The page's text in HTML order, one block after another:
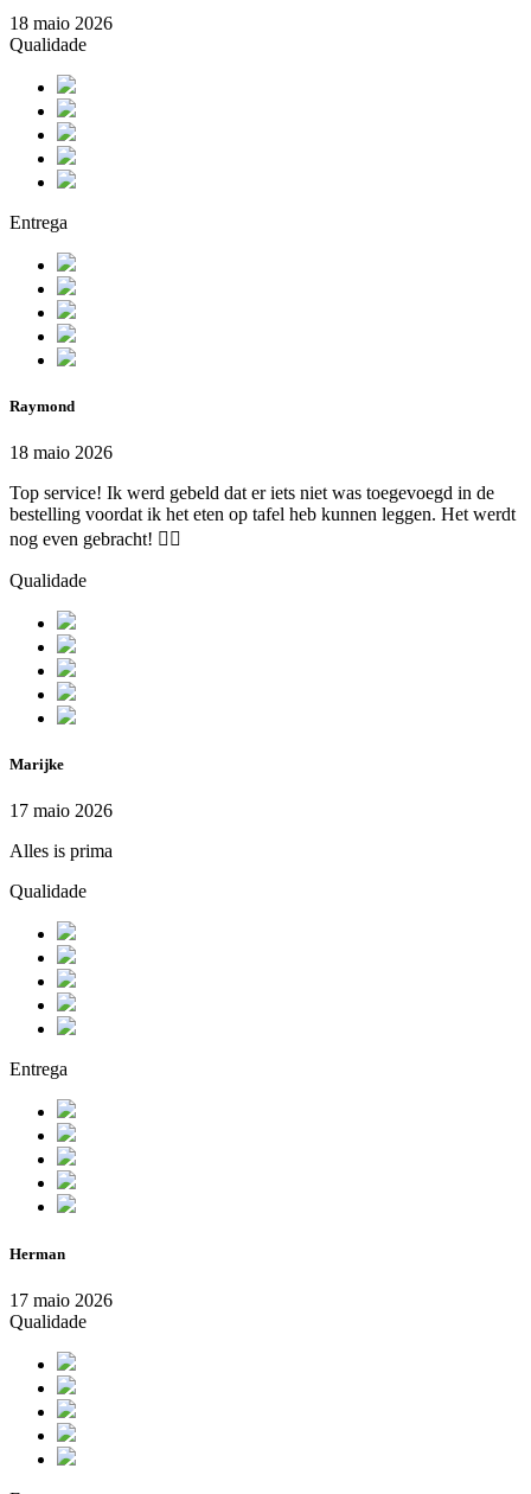
18 maio 2026
Qualidade
Entrega
Raymond
18 maio 2026
Top service! Ik werd gebeld dat er iets niet was toegevoegd in de
bestelling voordat ik het eten op tafel heb kunnen leggen. Het werdt
nog even gebracht! 👍🏻
Qualidade
Marijke
17 maio 2026
Alles is prima
Qualidade
Entrega
Herman
17 maio 2026
Qualidade